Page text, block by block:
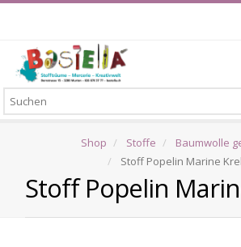
Skip
content
Shop Stoffe
Baumwolle
Stoff Popelin Marine
Stoff Popelin